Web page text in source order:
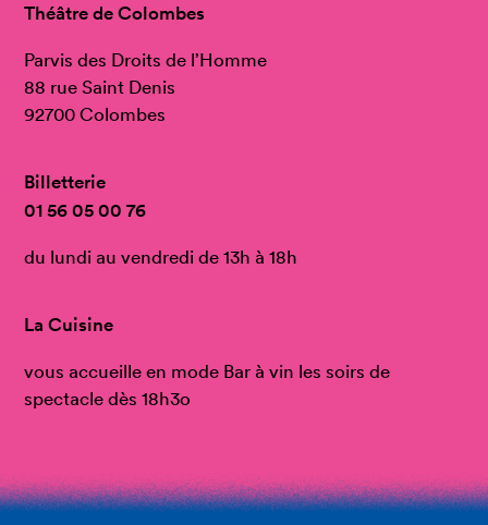
Théâtre de Colombes
Parvis des Droits de l’Homme
88 rue Saint Denis
92700 Colombes
Billetterie
01 56 05 00 76
du lundi au vendredi de 13h à 18h
La Cuisine
vous accueille en mode Bar à vin les soirs de
spectacle dès 18h3o